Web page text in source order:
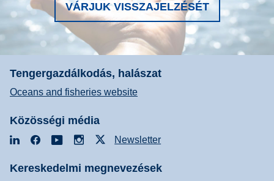
VÁRJUK VISSZAJELZÉSÉT
Tengergazdálkodás, halászat
Oceans and fisheries website
Közösségi média
LinkedInFacebookYouTubeInstagramNewsletter
Kereskedelmi megnevezések